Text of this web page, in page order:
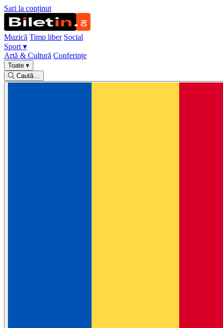
Sari la conținut
Muzică Timp liber Social
Sport ▾
Artă & Cultură Conferințe
Toate ▾
Caută…